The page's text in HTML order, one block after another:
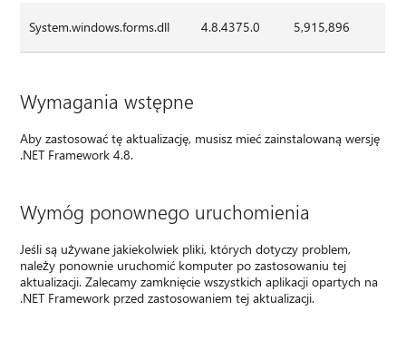
System.windows.forms.dll 4.8.4375.0 5,915,896
Wymagania wstępne
Aby zastosować tę aktualizację, musisz mieć zainstalowaną wersję
.NET Framework 4.8.
Wymóg ponownego uruchomienia
Jeśli są używane jakiekolwiek pliki, których dotyczy problem,
należy ponownie uruchomić komputer po zastosowaniu tej
aktualizacji. Zalecamy zamknięcie wszystkich aplikacji opartych na
.NET Framework przed zastosowaniem tej aktualizacji.